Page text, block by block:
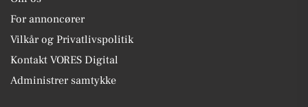
For annoncører
Vilkår og Privatlivspolitik
Kontakt VORES Digital
Administrer samtykke